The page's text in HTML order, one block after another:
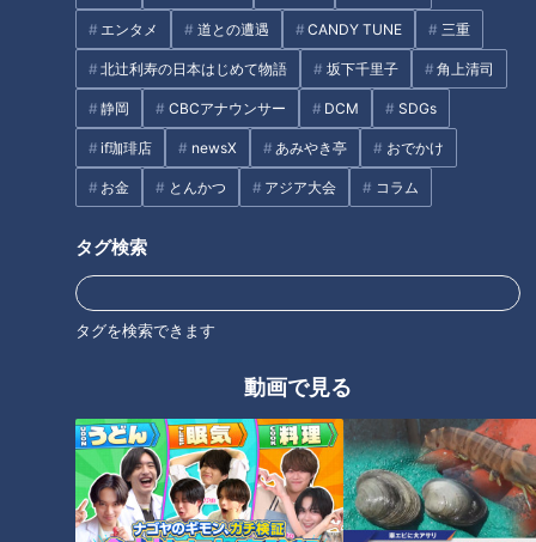
エンタメ 道との遭遇 CANDY TUNE 三重
北辻利寿の日本はじめて物語 坂下千里子 角上清司
静岡 CBCアナウンサー DCM SDGs
if珈琲店 newsX あみやき亭 おでかけ
お金 とんかつ アジア大会 コラム
タグ検索
タグを検索できます
動画で見る
グルメ チャント！ 加藤愛 岐阜
愛されフード
オススメ関連コンテンツ
フード『ハオユー麺』をいただ
きます！【チャント！】
ード『でんがら』を調査！ 朴
の葉の香り広がる郷土菓子！